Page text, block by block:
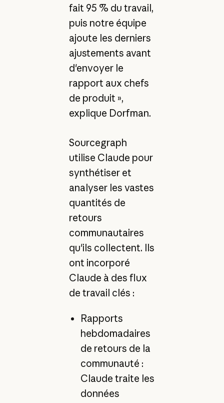
fait 95 % du travail,
puis notre équipe
ajoute les derniers
ajustements avant
d'envoyer le
rapport aux chefs
de produit »,
explique Dorfman.
Sourcegraph
utilise Claude pour
synthétiser et
analyser les vastes
quantités de
retours
communautaires
qu'ils collectent. Ils
ont incorporé
Claude à des flux
de travail clés :
Rapports
hebdomadaires
de retours de la
communauté :
Claude traite les
données